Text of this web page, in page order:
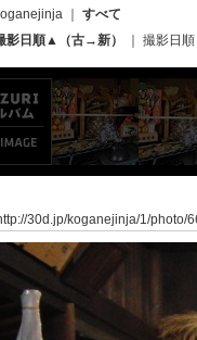
すべて
影日順▲（古→新）
撮影日
30d.jp/koganejinja/1/photo/